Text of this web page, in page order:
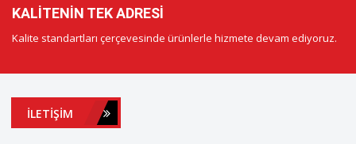
KALITENIN TEK ADRESI
Kalite standartları çerçevesinde ürünlerle hizmete devam ediyoruz.
İLETIŞIM